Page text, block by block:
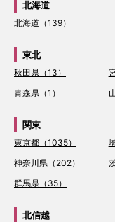
北海道
北海道（139）
東北
秋田県（13）
青森県（1）
関東
東京都（1035）
神奈川県（202）
群馬県（35）
北信越